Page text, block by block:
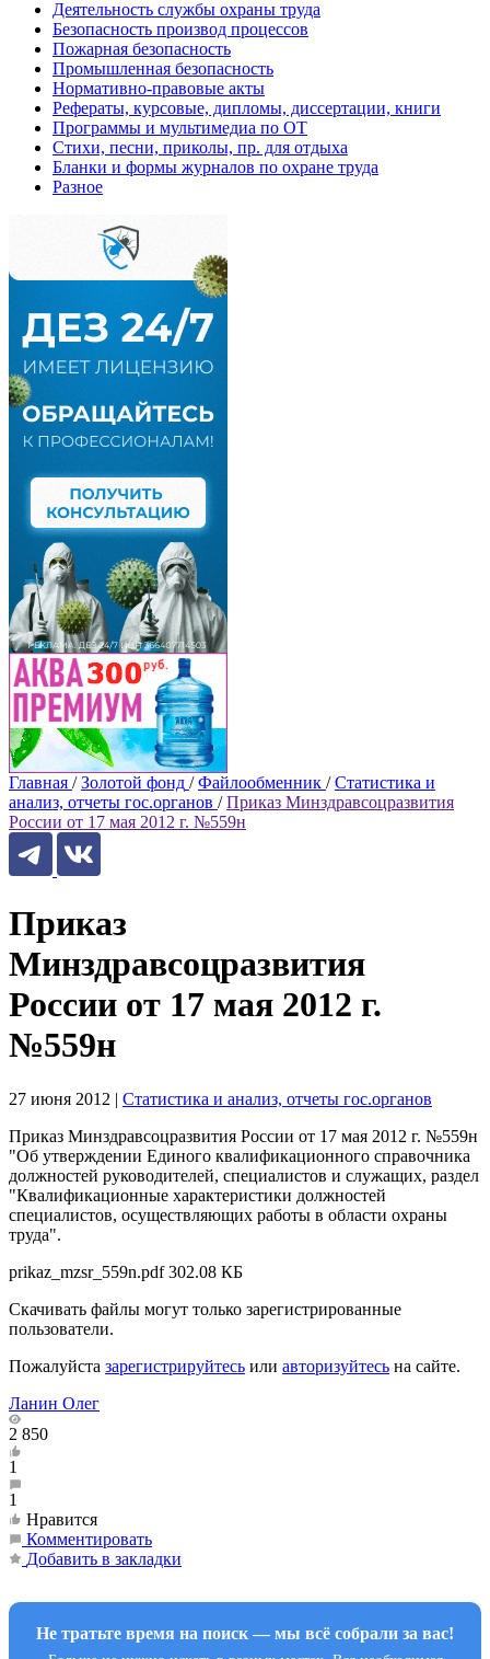
Деятельность службы охраны труда
Безопасность производ процессов
Пожарная безопасность
Промышленная безопасность
Нормативно-правовые акты
Рефераты, курсовые, дипломы, диссертации, книги
Программы и мультимедиа по ОТ
Стихи, песни, приколы, пр. для отдыха
Бланки и формы журналов по охране труда
Разное
Главная / Золотой фонд / Файлообменник / Статистика и
анализ, отчеты гос.органов / Приказ Минздравсоцразвития
России от 17 мая 2012 г. №559н
Приказ
Минздравсоцразвития
России от 17 мая 2012 г.
№559н
27 июня 2012 | Статистика и анализ, отчеты гос.органов
Приказ Минздравсоцразвития России от 17 мая 2012 г. №559н
"Об утверждении Единого квалификационного справочника
должностей руководителей, специалистов и служащих, раздел
"Квалификационные характеристики должностей
специалистов, осуществляющих работы в области охраны
труда".
prikaz_mzsr_559n.pdf302.08 КБ
Скачивать файлы могут только зарегистрированные
пользователи.
Пожалуйста зарегистрируйтесь или авторизуйтесь на сайте.
Ланин Олег
2 850
1
1
Нравится
Комментировать
Добавить в закладки
Не тратьте время на поиск — мы всё собрали за вас!